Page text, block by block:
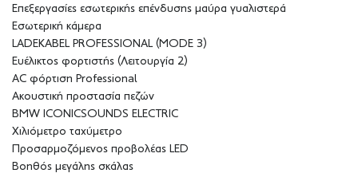
Επεξεργασίες εσωτερικής επένδυσης μαύρα γυαλιστερά
Εσωτερική κάμερα
LADEKABEL PROFESSIONAL (MODE 3)
Ευέλικτος φορτιστής (Λειτουργία 2)
AC φόρτιση Professional
Ακουστική προστασία πεζών
BMW ICONICSOUNDS ELECTRIC
Χιλιόμετρο ταχύμετρο
Προσαρμοζόμενος προβολέας LED
Βοηθός μεγάλης σκάλας